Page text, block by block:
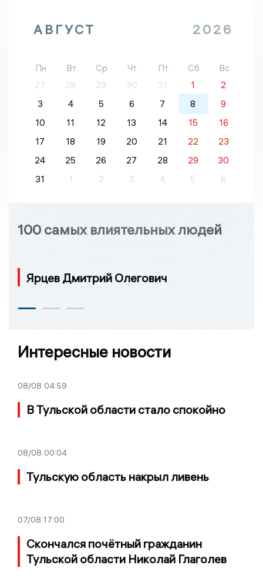
АВГУСТ 2026
Пн Вт Ср Чт Пт Сб
Вс
27
28 29 30 31 1
2
3
4 5 6 7 8
9
10
11 12 13 14 15
16
17
18 19 20 21 22
23
24
25 26 27 28 29
30
31
1 2 3 4 5 6
100 самых влиятельных людей
Ярцев Дмитрий Олегович
Интересные новости
08/08 04:59
В Тульской области стало спокойно
08/08 00:04
Тульскую область накрыл ливень
07/08 17:00
Скончался почётный гражданин
Тульской области Николай Глаголев